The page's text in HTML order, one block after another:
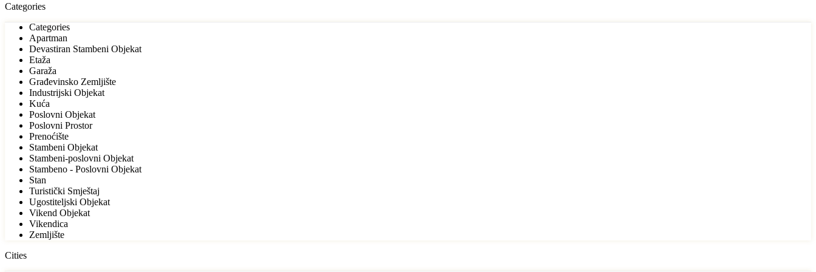
Categories
Categories
Apartman
Devastiran Stambeni Objekat
Etaža
Garaža
Građevinsko Zemljište
Industrijski Objekat
Kuća
Poslovni Objekat
Poslovni Prostor
Prenoćište
Stambeni Objekat
Stambeni-poslovni Objekat
Stambeno - Poslovni Objekat
Stan
Turistički Smještaj
Ugostiteljski Objekat
Vikend Objekat
Vikendica
Zemljište
Cities